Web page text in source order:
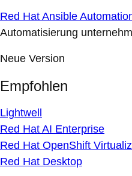
Red Hat Ansible
Automatisierung
Neue Version
Empfohlen
Lightwell
Red Hat AI Enterprise
Red Hat OpenShift
Red Hat Desktop